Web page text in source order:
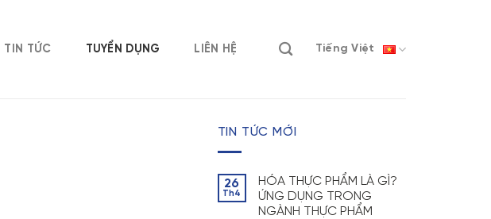
TIN TỨC TUYỂN DỤNG LIÊN HỆ Tiếng Việt
TIN TỨC MỚI
26
Th4
HÓA THỰC PHẨM LÀ GÌ?
ỨNG DỤNG TRONG
NGÀNH THỰC PHẨM